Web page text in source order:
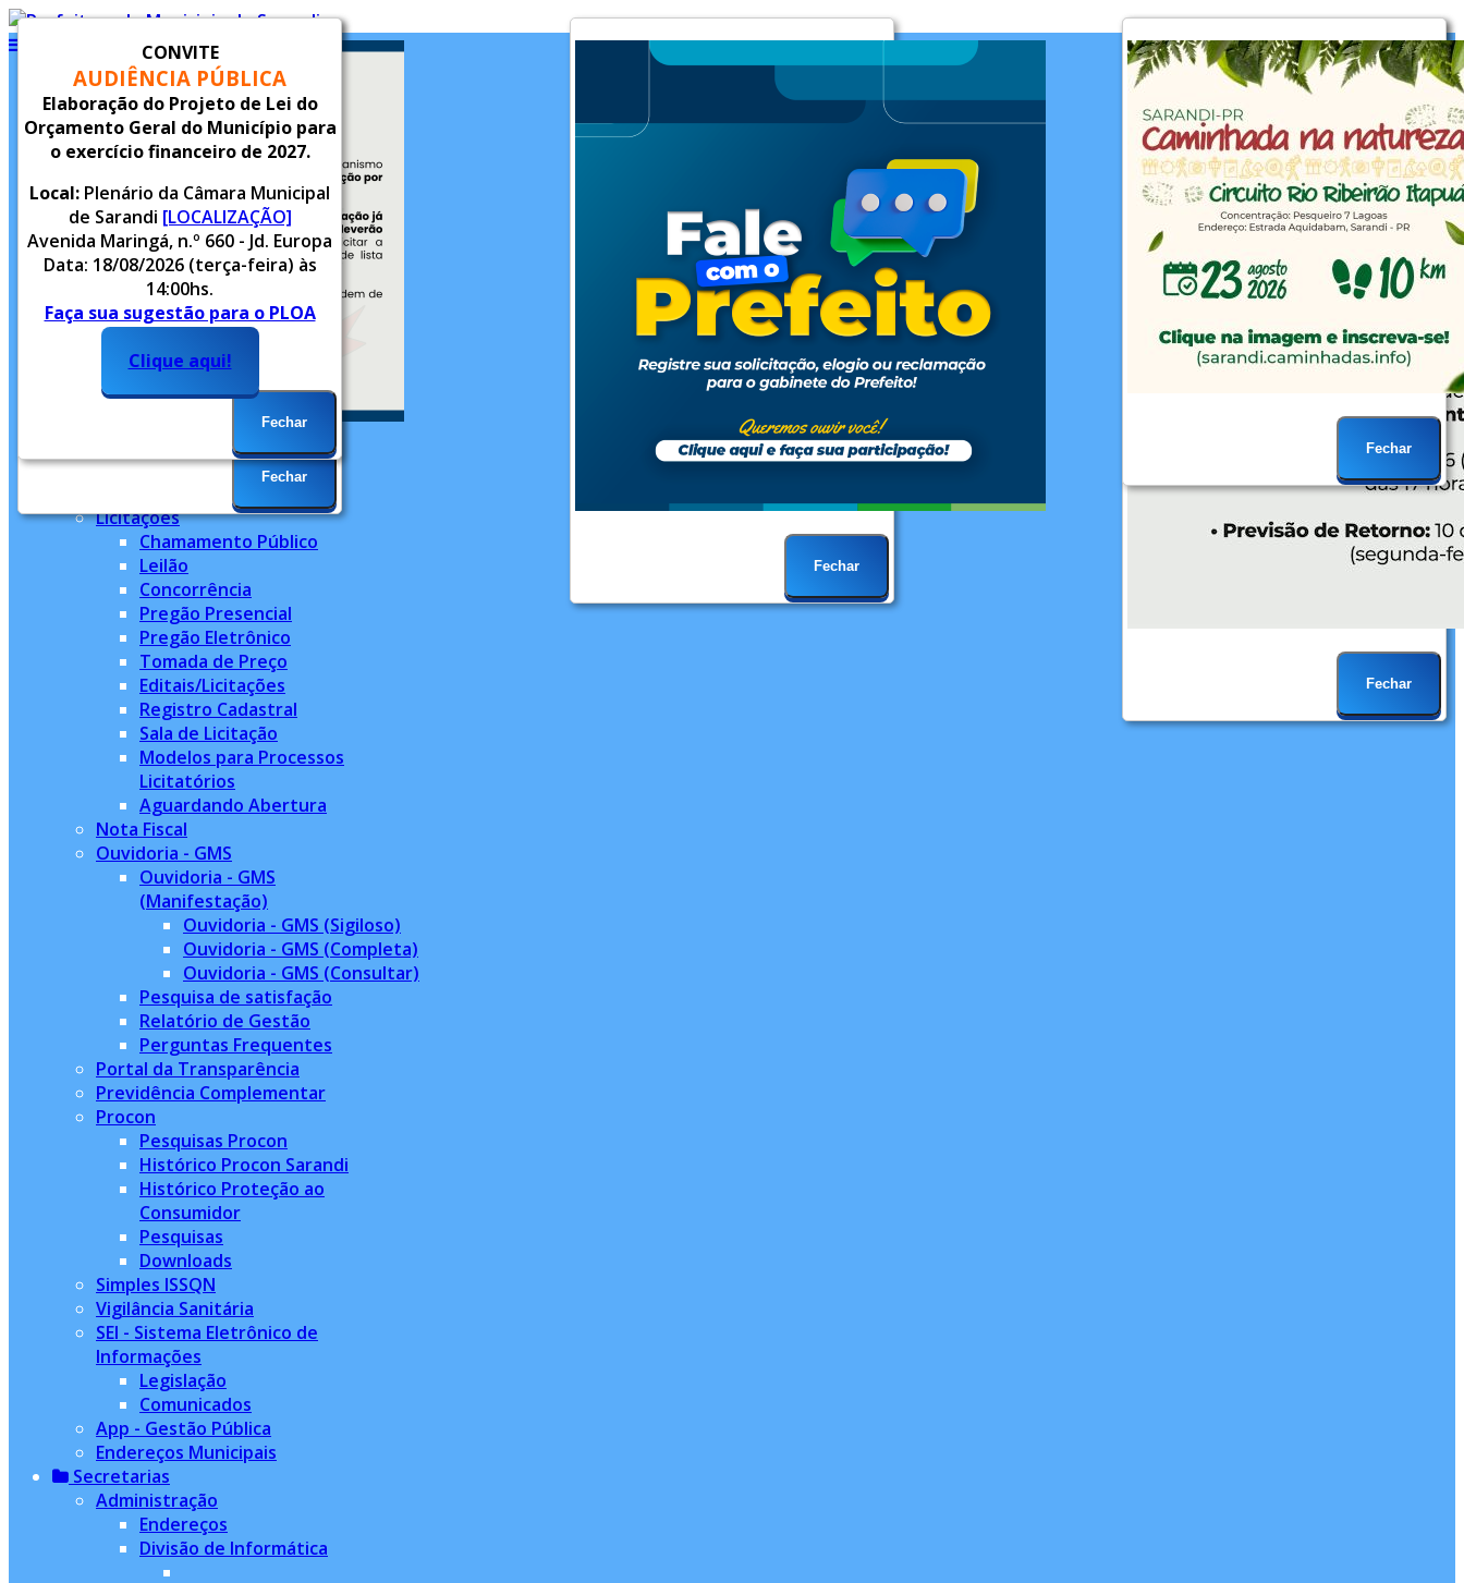
Inicial
Notícias
Serviços
Alvará
Alvará Provisório
Legislação
Concurso Público
Conselhos Municipais
Endereços Municipais
Enfrentamento à Violência
Contra Criança e
Adolescente
Horários: Transporte
Informatica
Licitações
Chamamento Público
Leilão
Concorrência
Pregão Presencial
Pregão Eletrônico
Tomada de Preço
Editais/Licitações
Registro Cadastral
Sala de Licitação
Modelos para Processos
Licitatórios
Aguardando Abertura
Nota Fiscal
Ouvidoria - GMS
Ouvidoria - GMS
(Manifestação)
Ouvidoria - GMS (Sigiloso)
Ouvidoria - GMS (Completa)
Ouvidoria - GMS (Consultar)
Pesquisa de satisfação
Relatório de Gestão
Perguntas Frequentes
Portal da Transparência
Previdência Complementar
Procon
Pesquisas Procon
Histórico Procon Sarandi
Histórico Proteção ao
Consumidor
Pesquisas
Downloads
Simples ISSQN
Vigilância Sanitária
SEI - Sistema Eletrônico de
Informações
Legislação
Comunicados
App - Gestão Pública
Endereços Municipais
Secretarias
Administração
Endereços
Divisão de Informática
Fechar
CONVITE
AUDIÊNCIA PÚBLICA
Elaboração do Projeto de Lei do
Orçamento Geral do Município para
o exercício financeiro de 2027.
Local: Plenário da Câmara Municipal
de Sarandi [LOCALIZAÇÃO]
Avenida Maringá, n.º 660 - Jd. Europa
Data: 18/08/2026 (terça-feira) às
14:00hs.
Faça sua sugestão para o PLOA
Clique aqui!
Fechar
Fechar
Fechar
Fechar